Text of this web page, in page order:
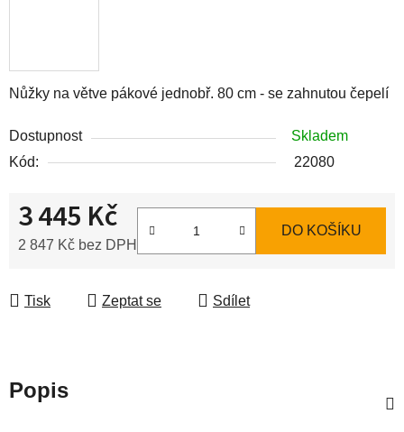
Nůžky na větve pákové jednobř. 80 cm - se zahnutou čepelí
Dostupnost
Skladem
Kód:
22080
3 445 Kč
2 847 Kč bez DPH
DO KOŠÍKU
Tisk Zeptat se Sdílet
Popis